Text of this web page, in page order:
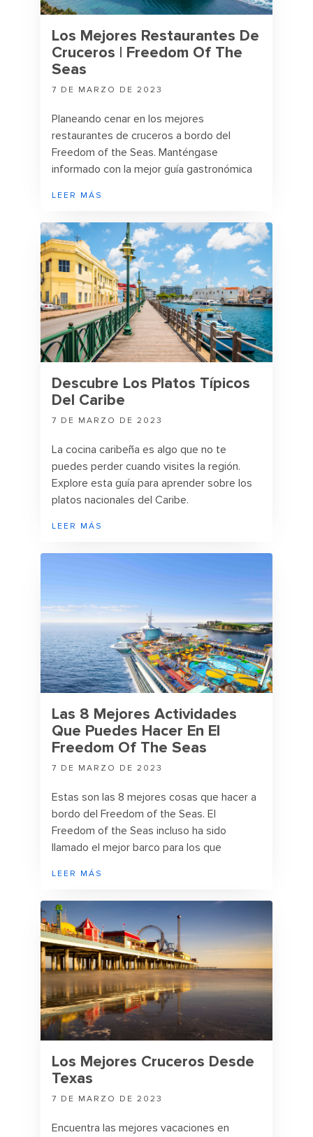
Los Mejores Restaurantes De
Cruceros | Freedom Of The
Seas
7 DE MARZO DE 2023
Planeando cenar en los mejores
restaurantes de cruceros a bordo del
Freedom of the Seas. Manténgase
informado con la mejor guía gastronómica
LEER MÁS
Descubre Los Platos Típicos
Del Caribe
7 DE MARZO DE 2023
La cocina caribeña es algo que no te
puedes perder cuando visites la región.
Explore esta guía para aprender sobre los
platos nacionales del Caribe.
LEER MÁS
Las 8 Mejores Actividades
Que Puedes Hacer En El
Freedom Of The Seas
7 DE MARZO DE 2023
Estas son las 8 mejores cosas que hacer a
bordo del Freedom of the Seas. El
Freedom of the Seas incluso ha sido
llamado el mejor barco para los que
LEER MÁS
Los Mejores Cruceros Desde
Texas
7 DE MARZO DE 2023
Encuentra las mejores vacaciones en